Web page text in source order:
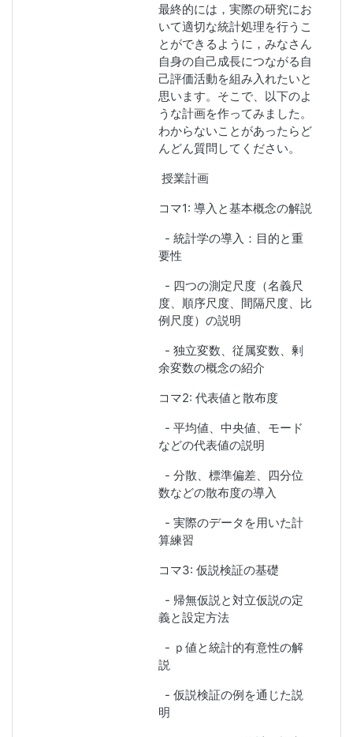
最終的には，実際の研究にお
いて適切な統計処理を行うこ
とができるように，みなさん
自身の自己成長につながる自
己評価活動を組み入れたいと
思います。そこで、以下のよ
うな計画を作ってみました。
わからないことがあったらど
んどん質問してください。
授業計画
コマ1: 導入と基本概念の解説
- 統計学の導入：目的と重
要性
- 四つの測定尺度（名義尺
度、順序尺度、間隔尺度、比
例尺度）の説明
- 独立変数、従属変数、剰
余変数の概念の紹介
コマ2: 代表値と散布度
- 平均値、中央値、モード
などの代表値の説明
- 分散、標準偏差、四分位
数などの散布度の導入
- 実際のデータを用いた計
算練習
コマ3: 仮説検証の基礎
- 帰無仮説と対立仮説の定
義と設定方法
- ｐ値と統計的有意性の解
説
- 仮説検証の例を通じた説
明